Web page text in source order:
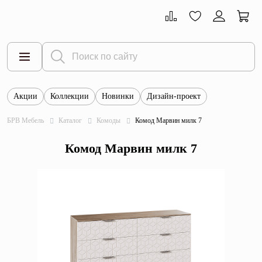
Все товары
Тумбы
Акции Коллекции Новинки Дизайн-проект
БРВ Мебель Каталог Комоды Комод Марвин милк 7
Комод Марвин милк 7